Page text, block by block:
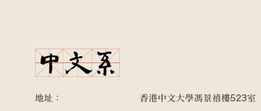
地址：
香港中文大學馮景禧樓523室